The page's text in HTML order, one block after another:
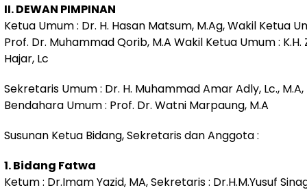
II. DEWAN PIMPINAN
Ketua Umum : Dr. H. Hasan Matsum, M.Ag, Wakil Ketua
Prof. Dr. Muhammad Qorib, M.A Wakil Ketua Umum : K.H.
Hajar, Lc
Sekretaris Umum : Dr. H. Muhammad Amar Adly, Lc., M.A,
Bendahara Umum : Prof. Dr. Watni Marpaung, M.A
Susunan Ketua Bidang, Sekretaris dan Anggota :
1. Bidang Fatwa
Ketum : Dr.Imam Yazid, MA, Sekretaris : Dr.H.M.Yusuf